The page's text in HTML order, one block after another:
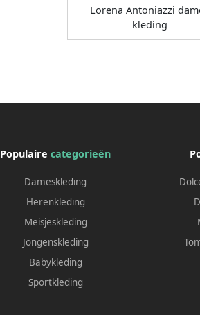
Lorena Antoniazzi
kleding
Populairecategorieën
Dameskleding
Herenkleding
Meisjeskleding
Jongenskleding
Babykleding
Sportkleding